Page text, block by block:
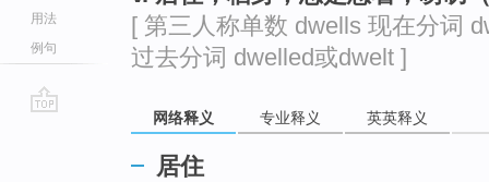
用法
例句
[ 第三人称单数 dwells 现在分词
过去分词 dwelled或dwelt ]
网络释义 专业释义 英英释义
居住